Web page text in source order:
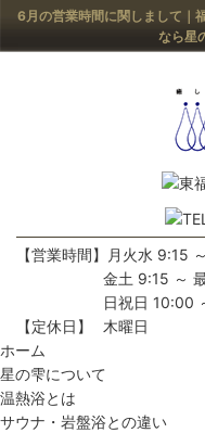
6月の営業時間に関しまして｜
なら星
【営業時間】
月火水 9:15
金土 9:15 ～
日祝日 10:00
【定休日】
木曜日
ホーム
星の雫について
温熱浴とは
サウナ・岩盤浴との違い